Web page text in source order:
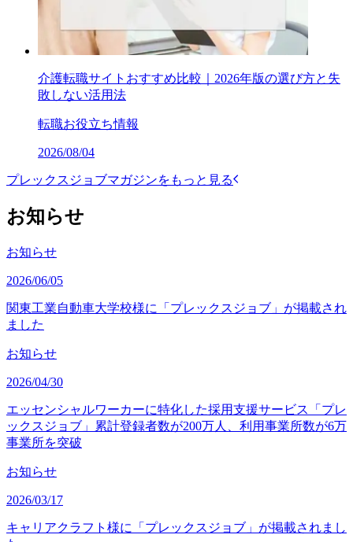
介護転職サイトおすすめ比較｜2026年版の選び方と失
敗しない活用法
転職お役立ち情報
2026/08/04
プレックスジョブマガジンをもっと見る
お知らせ
お知らせ
2026/06/05
関東工業自動車大学校様に「プレックスジョブ」が掲載され
ました
お知らせ
2026/04/30
エッセンシャルワーカーに特化した採用支援サービス「プレ
ックスジョブ」累計登録者数が200万人、利用事業所数が6万
事業所を突破
お知らせ
2026/03/17
キャリアクラフト様に「プレックスジョブ」が掲載されまし